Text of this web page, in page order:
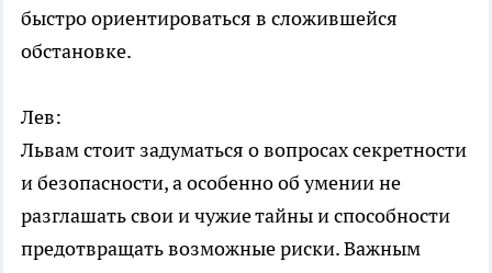
быстро ориентироваться в сложившейся
обстановке.
Лев:
Львам стоит задуматься о вопросах секретности
и безопасности, а особенно об умении не
разглашать свои и чужие тайны и способности
предотвращать возможные риски. Важным